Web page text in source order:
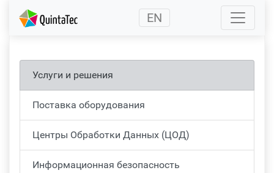
(current) EN
Услуги и решения
Поставка оборудования
Центры Обработки Данных (ЦОД)
Информационная безопасность